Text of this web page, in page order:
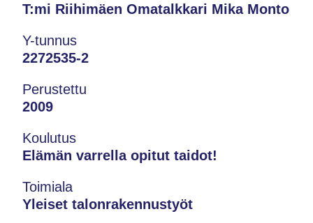
T:mi Riihimäen Omatalkkari Mika Monto
Y-tunnus
2272535-2
Perustettu
2009
Koulutus
Elämän varrella opitut taidot!
Toimiala
Yleiset talonrakennustyöt